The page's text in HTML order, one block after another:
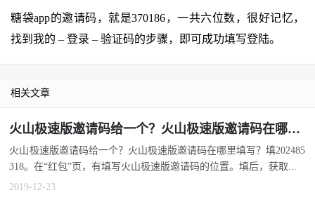
糖袋app的邀请码，就是370186，一共六位数，很好记忆，
找到我的 – 登录 – 验证码的步骤，即可成功填写登陆。
相关文章
火山极速版邀请码给一个？火山极速版邀请码在哪里填写？
火山极速版邀请码给一个？火山极速版邀请码在哪里填写？填202485
318。在“红包”页，有填写火山极速版邀请码的位置。填后，获取...
2019-12-23